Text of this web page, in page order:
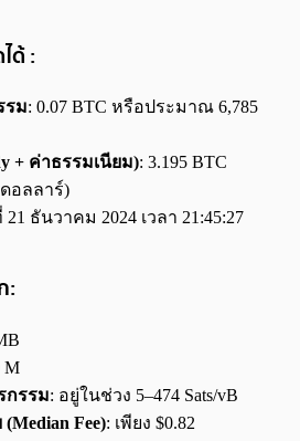
ด้ :
รม: 0.07 BTC หรือประมาณ 6,785
+ ค่าธรรมเนียม): 3.195 BTC
อลลาร์)
21 ธันวาคม 2024 เวลา 21:45:27
:
M
กรรม: อยู่ในช่วง 5–474 Sats/vB
Fee): เพียง $0.82